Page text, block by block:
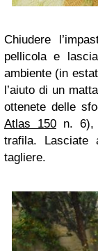
Chiudere
pellicola e
ambiente (in
l’aiuto di un
ottenete delle
Atlas 150n. 6),
trafila. Lasciate
tagliere.